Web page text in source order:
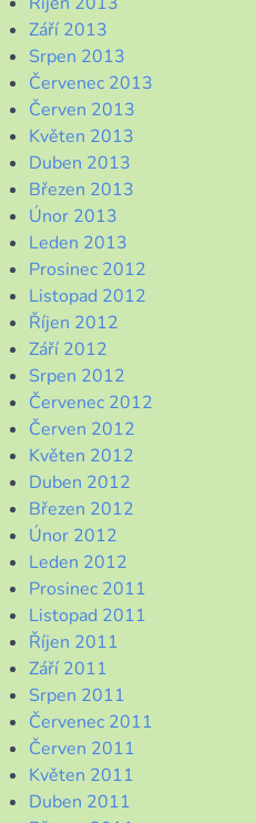
Září 2013
Srpen 2013
Červenec 2013
Červen 2013
Květen 2013
Duben 2013
Březen 2013
Únor 2013
Leden 2013
Prosinec 2012
Listopad 2012
Říjen 2012
Září 2012
Srpen 2012
Červenec 2012
Červen 2012
Květen 2012
Duben 2012
Březen 2012
Únor 2012
Leden 2012
Prosinec 2011
Listopad 2011
Říjen 2011
Září 2011
Srpen 2011
Červenec 2011
Červen 2011
Květen 2011
Duben 2011